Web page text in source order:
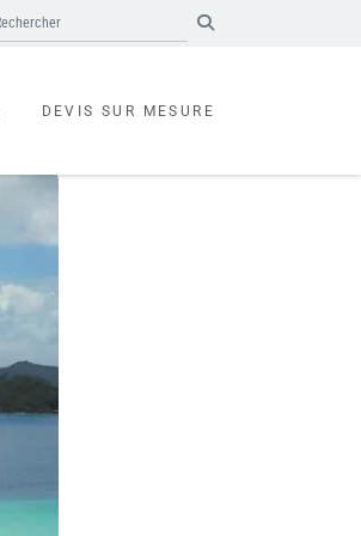
DEVIS SUR MESURE